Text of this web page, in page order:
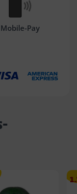
Mobile-Pay